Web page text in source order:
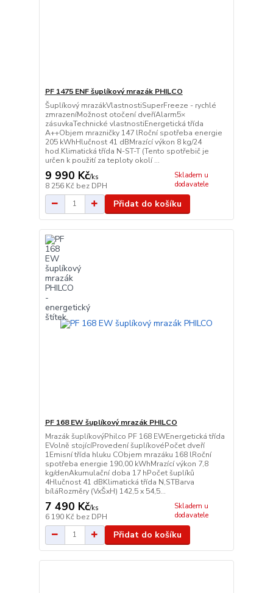
PF 1475 ENF šuplíkový mrazák PHILCO
Šuplíkový mrazákVlastnostiSuperFreeze - rychlé
zmrazeníMožnost otočení dveříAlarm5×
zásuvkaTechnické vlastnostiEnergetická třída
A++Objem mrazničky 147 lRoční spotřeba energie
205 kWhHlučnost 41 dBMrazící výkon 8 kg/24
hod.Klimatická třída N-ST-T (Tento spotřebič je
určen k použití za teploty okolí ...
9 990 Kč/ks
8 256 Kč bez DPH
Skladem u
dodavatele
Přidat do košíku
PF 168 EW šuplíkový mrazák PHILCO
Mrazák šuplíkovýPhilco PF 168 EWEnergetická třída
EVolně stojícíProvedení šuplíkovéPočet dveří
1Emisní třída hluku CObjem mrazáku 168 lRoční
spotřeba energie 190,00 kWhMrazící výkon 7,8
kg/denAkumulační doba 17 hPočet šuplíků
4Hlučnost 41 dBKlimatická třída N,STBarva
bíláRozměry (VxŠxH) 142,5 x 54,5...
7 490 Kč/ks
6 190 Kč bez DPH
Skladem u
dodavatele
Přidat do košíku